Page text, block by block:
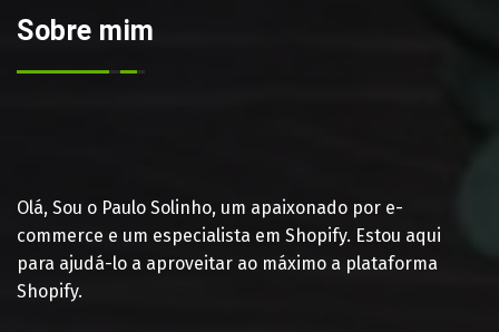
Sobre mim
Olá, Sou o Paulo Solinho, um apaixonado por e-
commerce e um especialista em Shopify. Estou aqui
para ajudá-lo a aproveitar ao máximo a plataforma
Shopify.